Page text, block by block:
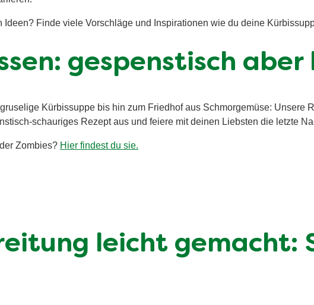
Ideen? Finde viele Vorschläge und Inspirationen wie du deine
gespenstisch aber
Kürbissuppe bis hin zum Friedhof aus Schmorgemüse: Unsere
schauriges Rezept aus und feiere mit deinen Liebsten die letzte
Zombies? Hier findest du sie.
leicht gemacht: